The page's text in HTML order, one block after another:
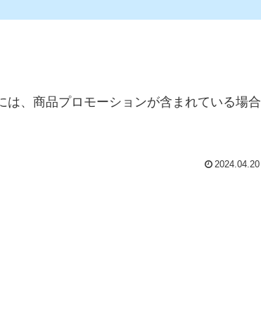
は、商品プロモーションが含まれている場合
2024.04.20